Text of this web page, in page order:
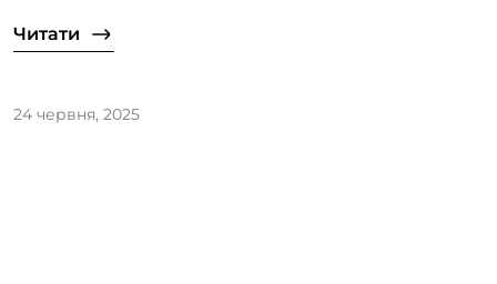
Читати
24 червня, 2025